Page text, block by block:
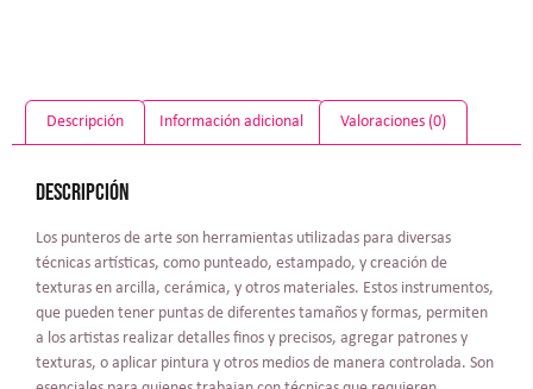
Descripción Información adicional Valoraciones (0)
Descripción
Los punteros de arte son herramientas utilizadas para diversas
técnicas artísticas, como punteado, estampado, y creación de
texturas en arcilla, cerámica, y otros materiales. Estos instrumentos,
que pueden tener puntas de diferentes tamaños y formas, permiten
a los artistas realizar detalles finos y precisos, agregar patrones y
texturas, o aplicar pintura y otros medios de manera controlada. Son